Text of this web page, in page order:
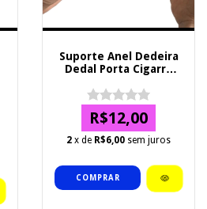
Suporte Anel Dedeira
Dedal Porta Cigarro
R$12,00
2 x de R$6,00 sem juros
COMPRAR